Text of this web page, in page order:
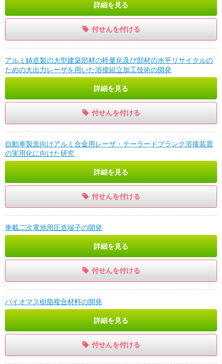
詳細を見る
付せんを付ける
アルミ鋳造製の大型建築部材の軽量化及び部材の水平リサイクルの
ための大出力レーザを用いた溶接組立加工技術の開発
詳細を見る
付せんを付ける
自動車製造向けアルミ合金用レーザ・テーラードブランク溶接装置
の実用化に向けた研究
詳細を見る
付せんを付ける
車載二次電池用圧造端子の開発
詳細を見る
付せんを付ける
バイオマス樹脂複合材料の開発
詳細を見る
付せんを付ける